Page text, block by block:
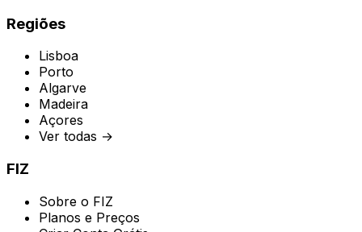
Regiões
Lisboa
Porto
Algarve
Madeira
Açores
Ver todas →
FIZ
Sobre o FIZ
Planos e Preços